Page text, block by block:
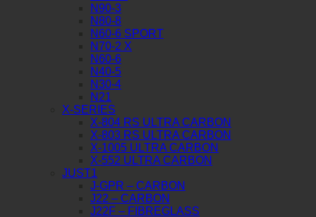
N90-3
N80-8
N60-6 SPORT
N70-2 X
N60-6
N40-5
N30-4
N21
X-SERIES
X-804 RS ULTRA CARBON
X-803 RS ULTRA CARBON
X-1005 ULTRA CARBON
X-552 ULTRA CARBON
JUST1
J-GPR – CARBON
J22 – CARBON
J22F – FIBREGLASS